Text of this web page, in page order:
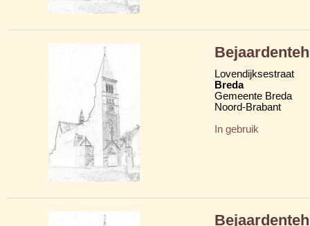
Lovendijksestraat
Breda
Gemeente Breda
Noord-Brabant
In gebruik